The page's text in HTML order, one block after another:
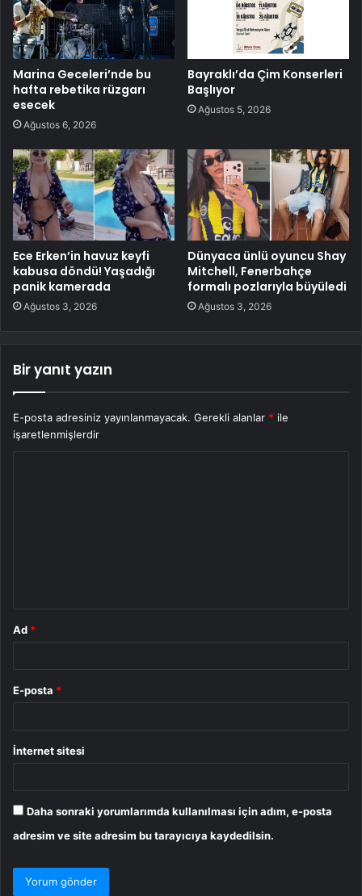
Marina Geceleri’nde bu
hafta rebetika rüzgarı
esecek
Ağustos 6, 2026
Bayraklı’da Çim Konserleri
Başlıyor
Ağustos 5, 2026
Ece Erken’in havuz keyfi
kabusa döndü! Yaşadığı
panik kamerada
Ağustos 3, 2026
Dünyaca ünlü oyuncu Shay
Mitchell, Fenerbahçe
formalı pozlarıyla büyüledi
Ağustos 3, 2026
Bir yanıt yazın
E-posta adresiniz yayınlanmayacak. Gerekli alanlar * ile
işaretlenmişlerdir
Ad *
E-posta *
İnternet sitesi
Daha sonraki yorumlarımda kullanılması için adım, e-posta
adresim ve site adresim bu tarayıcıya kaydedilsin.